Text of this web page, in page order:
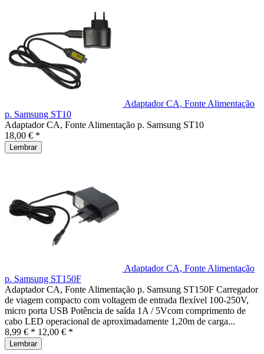
Adaptador CA, Fonte Alimentação
p. Samsung ST10
Adaptador CA, Fonte Alimentação p. Samsung ST10
18,00 € *
Lembrar
Adaptador CA, Fonte Alimentação
p. Samsung ST150F
Adaptador CA, Fonte Alimentação p. Samsung ST150F Carregador
de viagem compacto com voltagem de entrada flexível 100-250V,
micro porta USB Potência de saída 1A / 5Vcom comprimento de
cabo LED operacional de aproximadamente 1,20m de carga...
8,99 € * 12,00 € *
Lembrar